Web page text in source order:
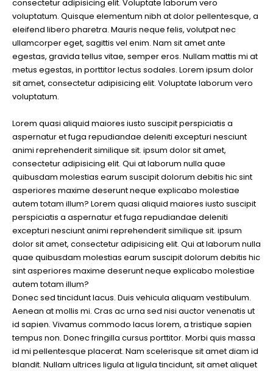
consectetur adipisicing elit. Voluptate laborum vero
voluptatum. Quisque elementum nibh at dolor pellentesque, a
eleifend libero pharetra. Mauris neque felis, volutpat nec
ullamcorper eget, sagittis vel enim. Nam sit amet ante
egestas, gravida tellus vitae, semper eros. Nullam mattis mi at
metus egestas, in porttitor lectus sodales. Lorem ipsum dolor
sit amet, consectetur adipisicing elit. Voluptate laborum vero
voluptatum.
Lorem quasi aliquid maiores iusto suscipit perspiciatis a
aspernatur et fuga repudiandae deleniti excepturi nesciunt
animi reprehenderit similique sit. ipsum dolor sit amet,
consectetur adipisicing elit. Qui at laborum nulla quae
quibusdam molestias earum suscipit dolorum debitis hic sint
asperiores maxime deserunt neque explicabo molestiae
autem totam illum? Lorem quasi aliquid maiores iusto suscipit
perspiciatis a aspernatur et fuga repudiandae deleniti
excepturi nesciunt animi reprehenderit similique sit. ipsum
dolor sit amet, consectetur adipisicing elit. Qui at laborum nulla
quae quibusdam molestias earum suscipit dolorum debitis hic
sint asperiores maxime deserunt neque explicabo molestiae
autem totam illum?
Donec sed tincidunt lacus. Duis vehicula aliquam vestibulum.
Aenean at mollis mi. Cras ac urna sed nisi auctor venenatis ut
id sapien. Vivamus commodo lacus lorem, a tristique sapien
tempus non. Donec fringilla cursus porttitor. Morbi quis massa
id mi pellentesque placerat. Nam scelerisque sit amet diam id
blandit. Nullam ultrices ligula at ligula tincidunt, sit amet aliquet